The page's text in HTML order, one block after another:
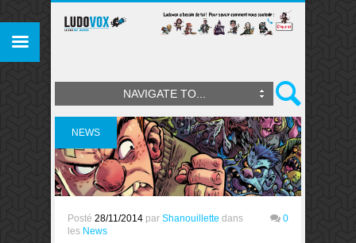
NAVIGATE TO...
NEWS
Posté 28/11/2014 par Shanouillette dans
les News
0